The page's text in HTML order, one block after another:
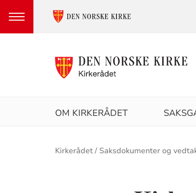
Hovedmeny
OM KIRKERÅDET
Brødsmulesti
Kirkerådet Saksdokumenter og